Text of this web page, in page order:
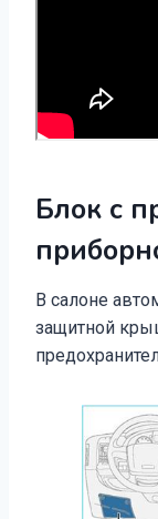
Блок с
В салоне
защитной